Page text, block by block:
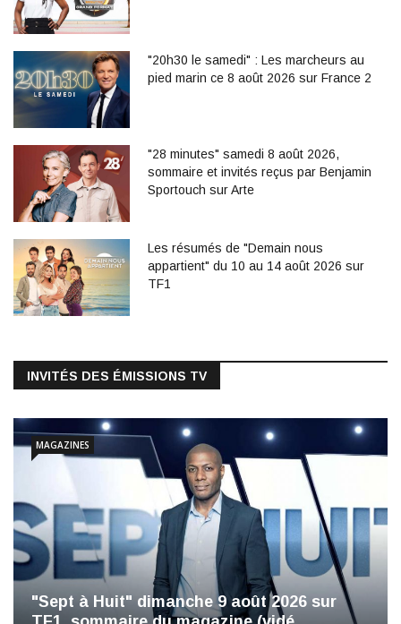
"20h30 le samedi" : Les marcheurs au
pied marin ce 8 août 2026 sur France 2
"28 minutes" samedi 8 août 2026,
sommaire et invités reçus par Benjamin
Sportouch sur Arte
Les résumés de "Demain nous
appartient" du 10 au 14 août 2026 sur
TF1
INVITÉS DES ÉMISSIONS TV
"Sept à Huit" dimanche 9 août 2026 sur
MAGAZINES